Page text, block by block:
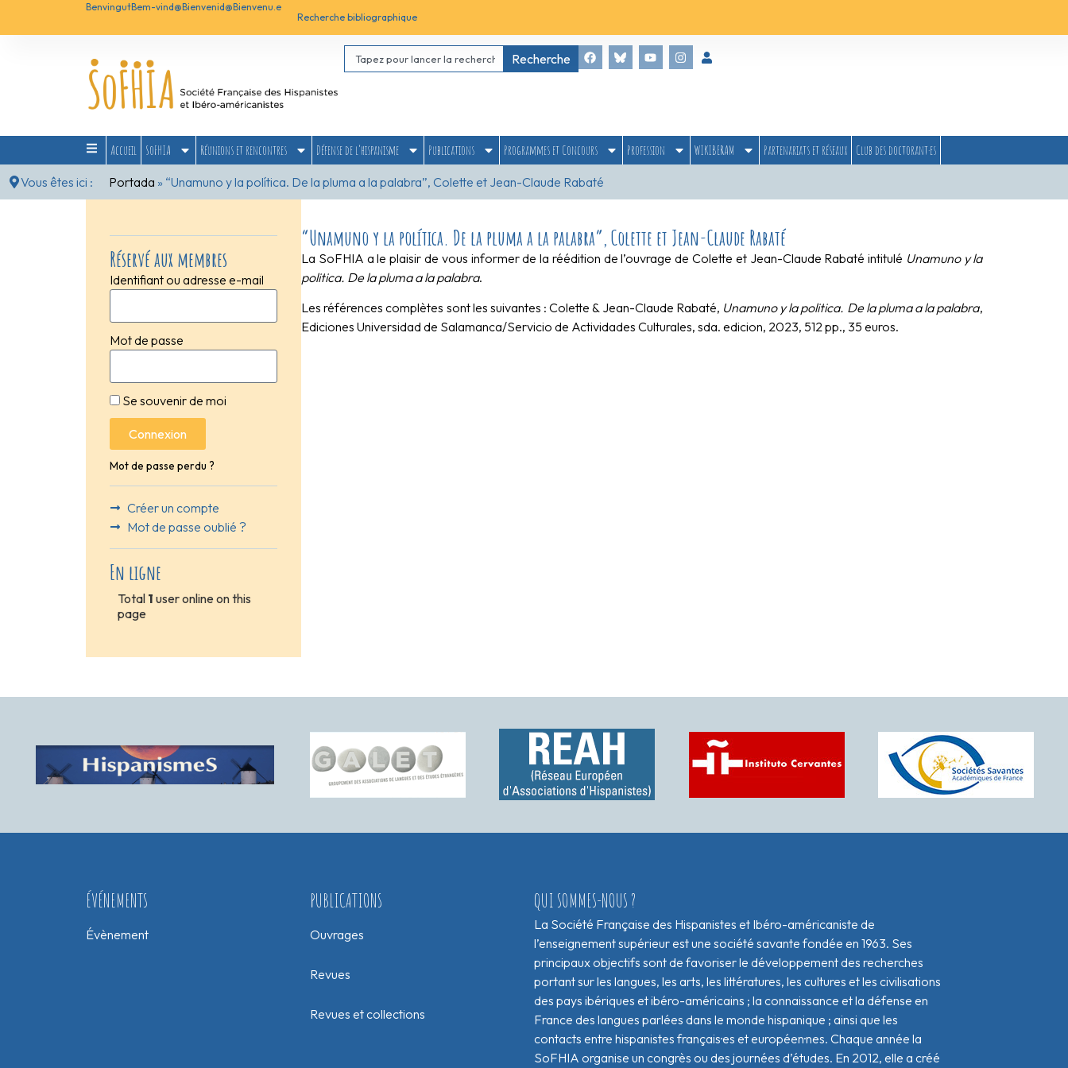
BenvingutBem-vind@Bienvenid@Bienvenu.e
Recherche bibliographique
Recherche
Accueil SoFHIA Réunions et rencontres Défense de l’hispanisme Publications Programmes et Concours Profession WIKIBERAM Partenariats et réseaux
Club des doctorant·es
Vous êtes ici :
Portada » “Unamuno y la política. De la pluma a la palabra”, Colette et Jean-Claude Rabaté
Réservé aux membres
Identifiant ou adresse e-mail
Mot de passe
Se souvenir de moi
Connexion
Mot de passe perdu ?
Créer un compte
Mot de passe oublié ?
En ligne
Total 1 user online on this
page
“Unamuno y la política. De la pluma a la palabra”, Colette et Jean-Claude Rabaté
La SoFHIA a le plaisir de vous informer de la réédition de l’ouvrage de Colette et Jean-Claude Rabaté intitulé Unamuno y la
politica. De la pluma a la palabra.
Les références complètes sont les suivantes : Colette & Jean-Claude Rabaté, Unamuno y la politica. De la pluma a la palabra,
Ediciones Universidad de Salamanca/Servicio de Actividades Culturales, sda. edicion, 2023, 512 pp., 35 euros.
ÉVÉNEMENTS
Évènement
PUBLICATIONS
Ouvrages
Revues
Revues et collections
QUI SOMMES-NOUS ?
La Société Française des Hispanistes et Ibéro-américaniste de
l’enseignement supérieur est une société savante fondée en 1963. Ses
principaux objectifs sont de favoriser le développement des recherches
portant sur les langues, les arts, les littératures, les cultures et les civilisations
des pays ibériques et ibéro-américains ; la connaissance et la défense en
France des langues parlées dans le monde hispanique ; ainsi que les
contacts entre hispanistes français·es et européen·nes. Chaque année la
SoFHIA organise un congrès ou des journées d’études. En 2012, elle a créé